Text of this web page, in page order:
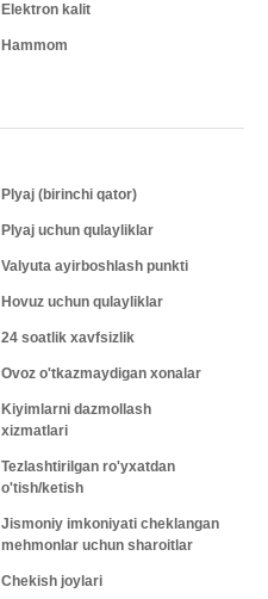
Elektron kalit
Hammom
Plyaj (birinchi qator)
Plyaj uchun qulayliklar
Valyuta ayirboshlash punkti
Hovuz uchun qulayliklar
24 soatlik xavfsizlik
Ovoz o'tkazmaydigan xonalar
Kiyimlarni dazmollash
xizmatlari
Tezlashtirilgan ro'yxatdan
o'tish/ketish
Jismoniy imkoniyati cheklangan
mehmonlar uchun sharoitlar
Chekish joylari